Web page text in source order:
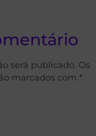
será publicado. Os
marcados com *